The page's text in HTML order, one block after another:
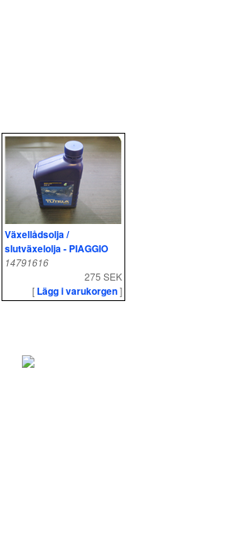
Växellådsolja /
slutväxelolja - PIAGGIO
14791616
275 SEK
[ Lägg i varukorgen]